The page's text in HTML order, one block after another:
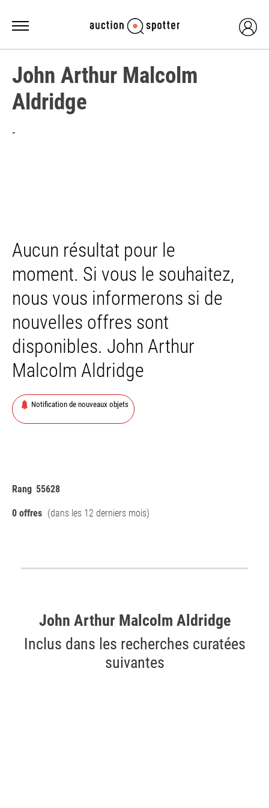
John Arthur Malcolm
Aldridge
-
Aucun résultat pour le
moment. Si vous le souhaitez,
nous vous informerons si de
nouvelles offres sont
disponibles. John Arthur
Malcolm Aldridge
Notification de nouveaux objets
Rang 55628
0 offres (dans les 12 derniers mois)
John Arthur Malcolm Aldridge
Inclus dans les recherches curatées
suivantes